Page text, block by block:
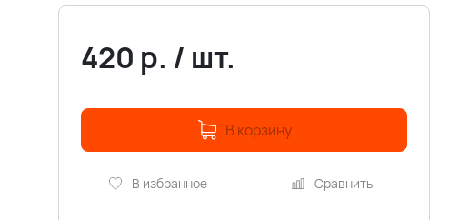
420 р. / шт.
В корзину
В избранное Сравнить